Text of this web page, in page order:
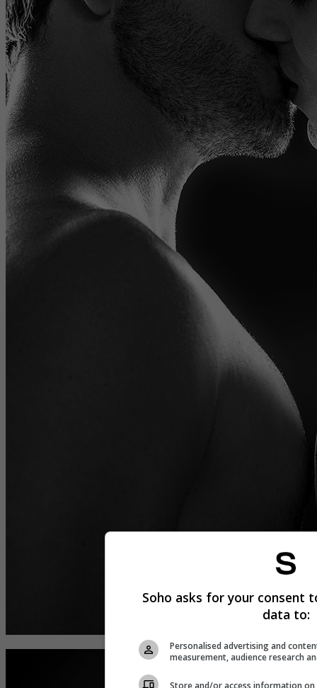
Soho asks for your consent
data to:
Personalised advertising and
measurement, audience research
Store and/or access information on